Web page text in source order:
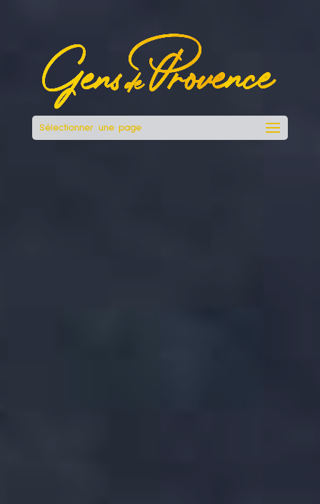
Sélectionner une page